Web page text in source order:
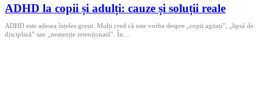
ADHD la copii și adulți: cauze și soluții reale
ADHD este adesea înțeles greșit. Mulți cred că este vorba despre „copii agitați”, „lipsă de
disciplină” sau „neatenție intenționată”. În…